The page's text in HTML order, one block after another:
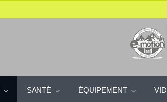
SANTÉ ÉQUIPEMENT